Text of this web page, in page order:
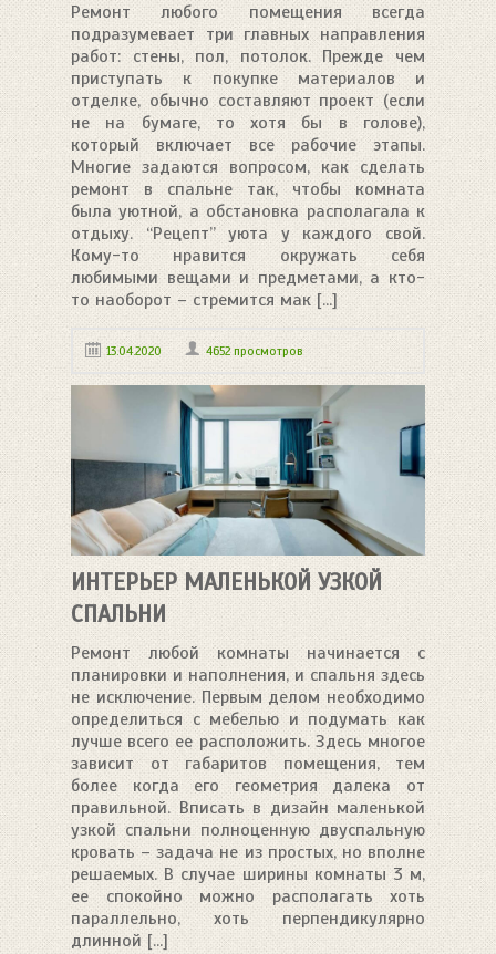
Ремонт любого помещения всегда
подразумевает три главных направления
работ: стены, пол, потолок. Прежде чем
приступать к покупке материалов и
отделке, обычно составляют проект (если
не на бумаге, то хотя бы в голове),
который включает все рабочие этапы.
Многие задаются вопросом, как сделать
ремонт в спальне так, чтобы комната
была уютной, а обстановка располагала к
отдыху. “Рецепт” уюта у каждого свой.
Кому-то нравится окружать себя
любимыми вещами и предметами, а кто-
то наоборот – стремится мак [...]
13.04.2020 4652 просмотров
ИНТЕРЬЕР МАЛЕНЬКОЙ УЗКОЙ
СПАЛЬНИ
Ремонт любой комнаты начинается с
планировки и наполнения, и спальня здесь
не исключение. Первым делом необходимо
определиться с мебелью и подумать как
лучше всего ее расположить. Здесь многое
зависит от габаритов помещения, тем
более когда его геометрия далека от
правильной. Вписать в дизайн маленькой
узкой спальни полноценную двуспальную
кровать – задача не из простых, но вполне
решаемых. В случае ширины комнаты 3 м,
ее спокойно можно располагать хоть
параллельно, хоть перпендикулярно
длинной [...]